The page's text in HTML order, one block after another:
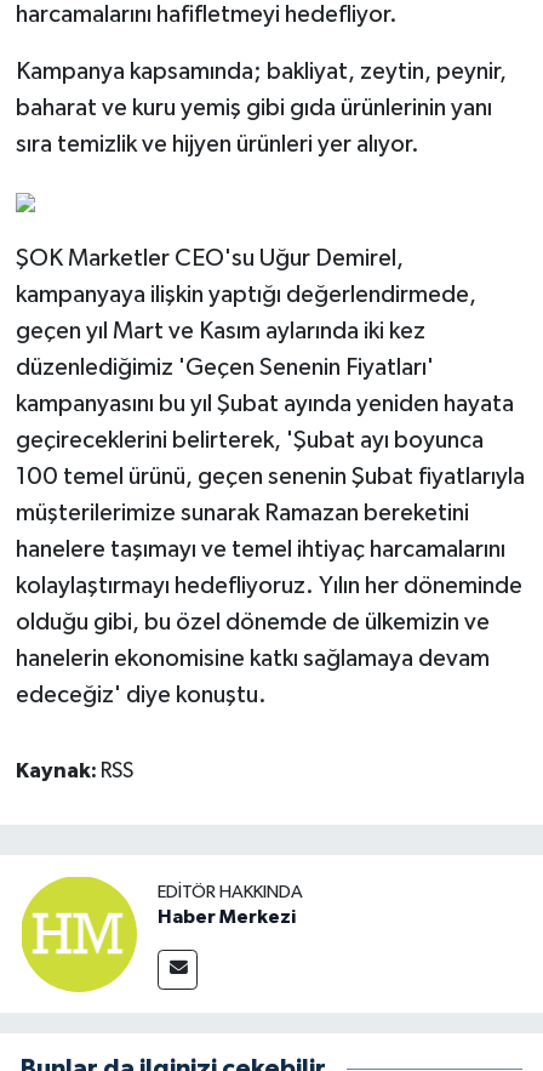
harcamalarını hafifletmeyi hedefliyor.
Kampanya kapsamında; bakliyat, zeytin, peynir,
baharat ve kuru yemiş gibi gıda ürünlerinin yanı
sıra temizlik ve hijyen ürünleri yer alıyor.
ŞOK Marketler CEO'su Uğur Demirel,
kampanyaya ilişkin yaptığı değerlendirmede,
geçen yıl Mart ve Kasım aylarında iki kez
düzenlediğimiz 'Geçen Senenin Fiyatları'
kampanyasını bu yıl Şubat ayında yeniden hayata
geçireceklerini belirterek, 'Şubat ayı boyunca
100 temel ürünü, geçen senenin Şubat fiyatlarıyla
müşterilerimize sunarak Ramazan bereketini
hanelere taşımayı ve temel ihtiyaç harcamalarını
kolaylaştırmayı hedefliyoruz. Yılın her döneminde
olduğu gibi, bu özel dönemde de ülkemizin ve
hanelerin ekonomisine katkı sağlamaya devam
edeceğiz' diye konuştu.
Kaynak: RSS
EDITÖR HAKKINDA
Haber Merkezi